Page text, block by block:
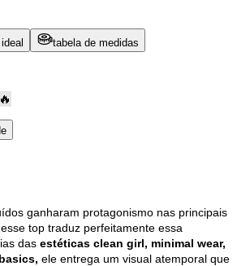
tabela de medidas
ganharam protagonismo nas principais
top traduz perfeitamente essa
das estéticas clean girl, minimal wear,
ele entrega um visual atemporal que